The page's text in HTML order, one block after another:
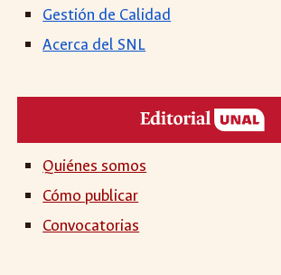
Gestión de Calidad
Acerca del SNL
Quiénes somos
Cómo publicar
Convocatorias